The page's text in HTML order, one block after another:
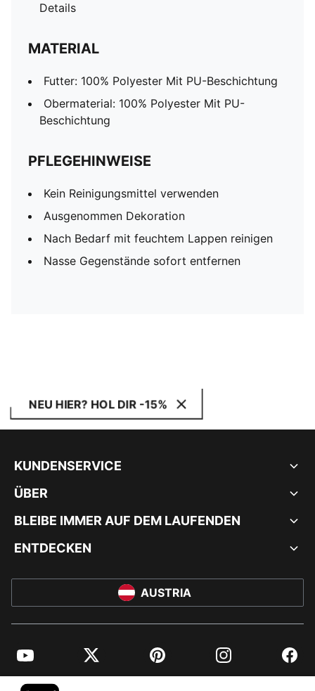
Details
MATERIAL
Futter: 100% Polyester Mit PU-Beschichtung
Obermaterial: 100% Polyester Mit PU-
Beschichtung
PFLEGEHINWEISE
Kein Reinigungsmittel verwenden
Ausgenommen Dekoration
Nach Bedarf mit feuchtem Lappen reinigen
Nasse Gegenstände sofort entfernen
NEU HIER? HOL DIR -15%
KUNDENSERVICE
ÜBER
BLEIBE IMMER AUF DEM LAUFENDEN
ENTDECKEN
AUSTRIA
YouTube Twitter Pinterest Instagram